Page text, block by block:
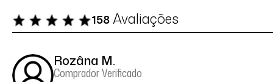
158Avaliações
Rozâna M.
Comprador Verificado